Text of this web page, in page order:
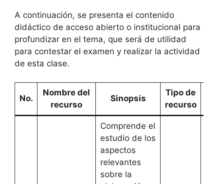
A continuación, se presenta el contenido
didáctico de acceso abierto o institucional para
profundizar en el tema, que será de utilidad
para contestar el examen y realizar la actividad
de esta clase.
No.
Nombre del
recurso
Sinopsis
Tipo de
recurso
Comprende el
estudio de los
aspectos
relevantes
sobre la